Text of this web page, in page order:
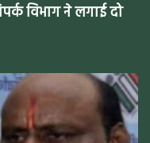
विभाग ने लगाई दो